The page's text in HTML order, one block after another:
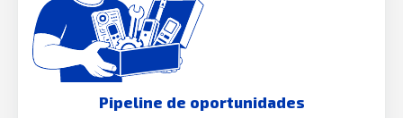
Pipeline de oportunidades